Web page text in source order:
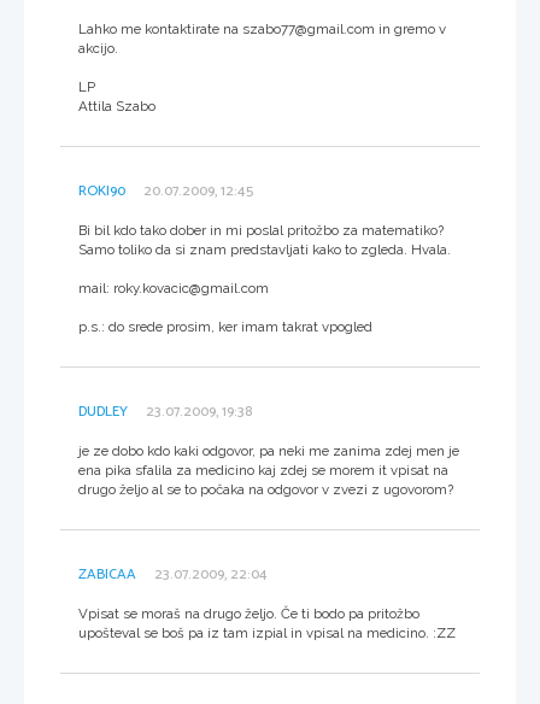
Lahko me kontaktirate na szabo77@gmail.com in gremo v
akcijo.
LP
Attila Szabo
ROKI90 20.07.2009, 12:45
Bi bil kdo tako dober in mi poslal pritožbo za matematiko?
Samo toliko da si znam predstavljati kako to zgleda. Hvala.
mail: roky.kovacic@gmail.com
p.s.: do srede prosim, ker imam takrat vpogled
DUDLEY 23.07.2009, 19:38
je ze dobo kdo kaki odgovor, pa neki me zanima zdej men je
ena pika sfalila za medicino kaj zdej se morem it vpisat na
drugo željo al se to počaka na odgovor v zvezi z ugovorom?
ZABICAA 23.07.2009, 22:04
Vpisat se moraš na drugo željo. Če ti bodo pa pritožbo
upošteval se boš pa iz tam izpial in vpisal na medicino. :ZZ